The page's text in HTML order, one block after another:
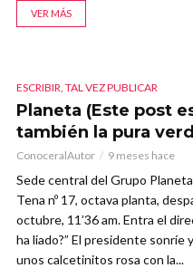
VER MÁS
ESCRIBIR, TAL VEZ PUBLICAR
Planeta (Este post
también la pura
ConoceralAutor 9 meses hace
Sede central del Grupo
Tena nº 17, octava planta,
octubre, 11’36 am. Entra el
ha liado?” El presidente
unos calcetinitos rosa con la...